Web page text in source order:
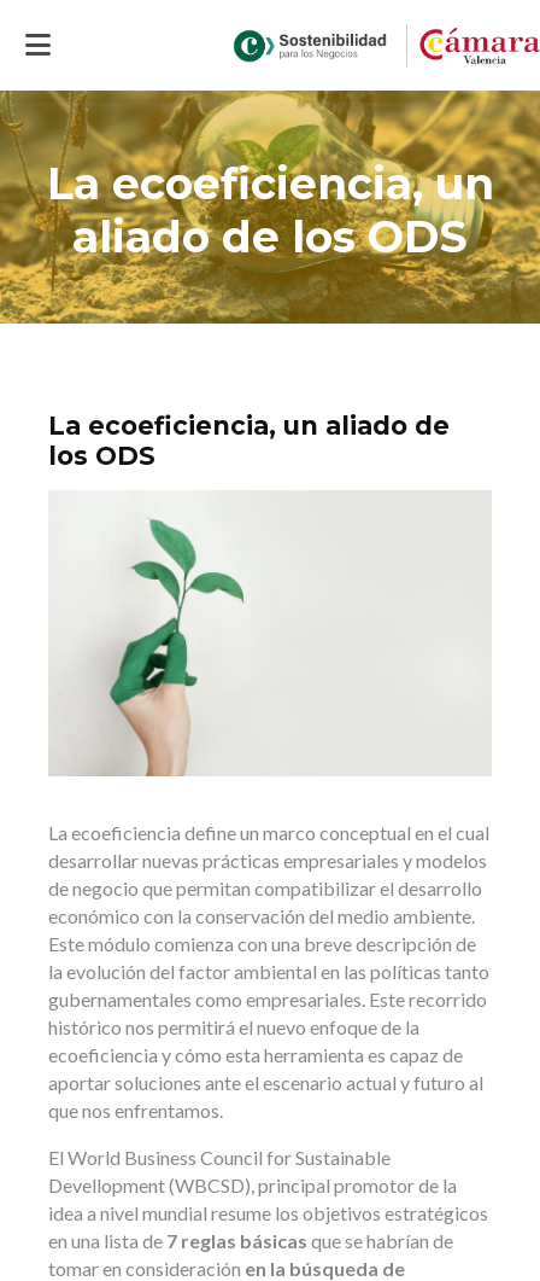
>
un aliado de los ODS
La ecoeficiencia, un
aliado de los ODS
La ecoeficiencia, un aliado de
los ODS
La ecoeficiencia define un marco conceptual en el cual
desarrollar nuevas prácticas empresariales y modelos
de negocio que permitan compatibilizar el desarrollo
económico con la conservación del medio ambiente.
Este módulo comienza con una breve descripción de
la evolución del factor ambiental en las políticas tanto
gubernamentales como empresariales. Este recorrido
histórico nos permitirá el nuevo enfoque de la
ecoeficiencia y cómo esta herramienta es capaz de
aportar soluciones ante el escenario actual y futuro al
que nos enfrentamos.
El World Business Council for Sustainable
Devellopment (WBCSD), principal promotor de la
idea a nivel mundial resume los objetivos estratégicos
en una lista de 7 reglas básicas que se habrían de
tomar en consideración en la búsqueda de